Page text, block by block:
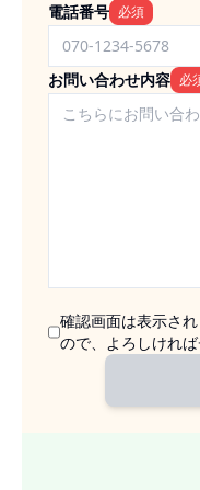
電話番号 必須
お問い合わせ内容 必
確認画面は表示さ
ので、よろしけれ